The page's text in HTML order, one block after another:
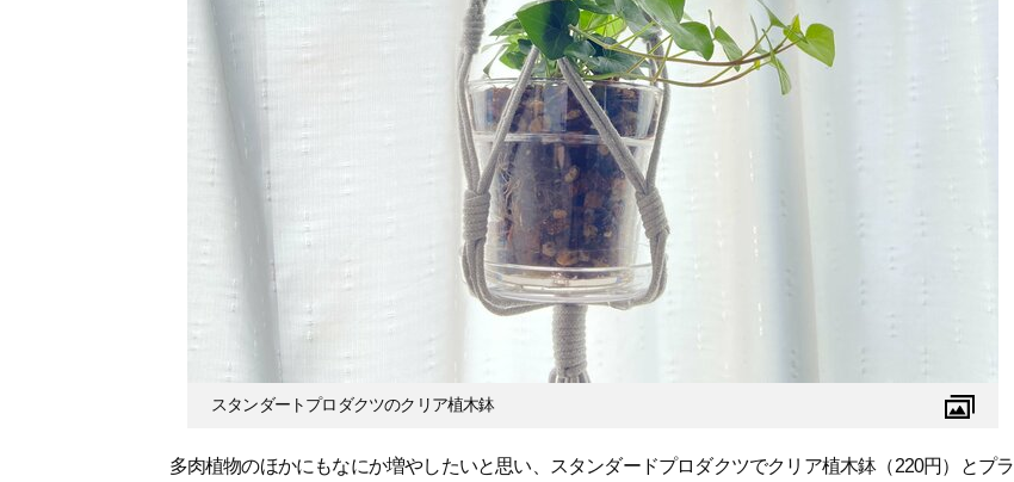
スタンダートプロダクツのクリア植木鉢
多肉植物のほかにもなにか増やしたいと思い、スタンダードプロダクツでクリア植木鉢（220円）とプラ